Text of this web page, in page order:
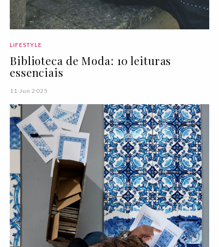
LIFESTYLE
Biblioteca de Moda: 10 leituras
essenciais
11 Jun 2025